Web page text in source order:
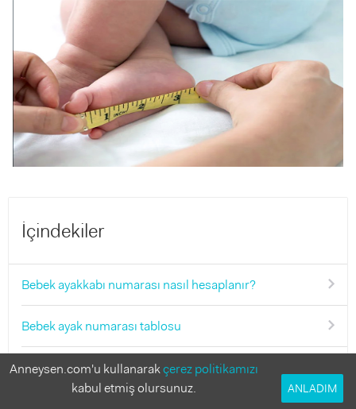
İçindekiler
Bebek ayakkabı numarası nasıl hesaplanır?
Bebek ayak numarası tablosu
Çocuğun yaşına göre ayak numarası kaç olmalı?
Anneysen.com'u kullanarakçerez politikamızı
kabul etmiş olursunuz.
ANLADIM